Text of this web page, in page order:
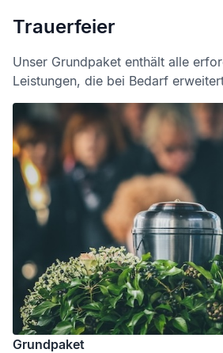
Trauerfeier
Unser Grundpaket enthält alle
Leistungen, die bei Bedarf
Grundpaket